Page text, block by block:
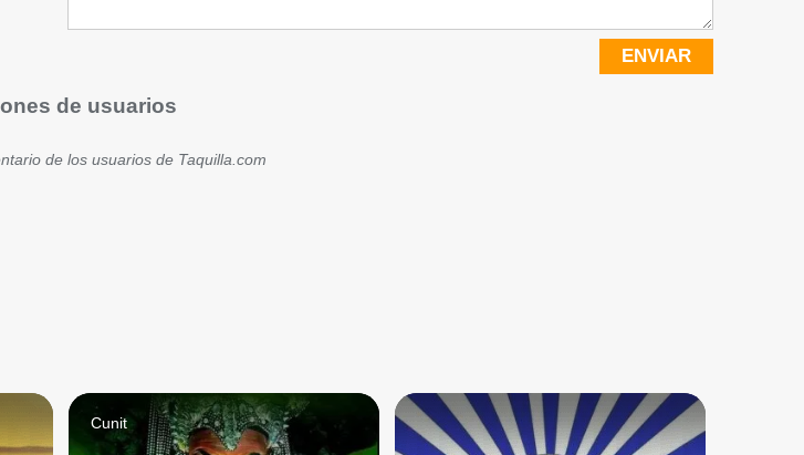
ENVIAR
de usuarios
de los usuarios de Taquilla.com
Cunit